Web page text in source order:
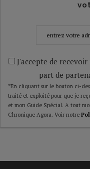
J'accepte de
part de
*En cliquant sur le bouton ci-
traité et exploité pour que je
et mon Guide Spécial. A tout
Chronique Agora. Voir notre